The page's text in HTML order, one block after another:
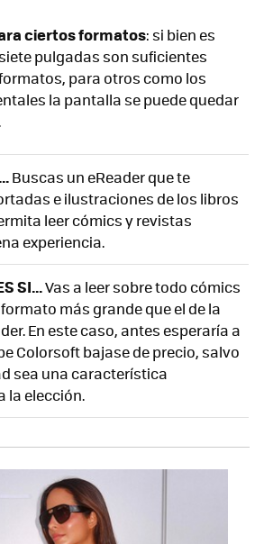
ciertos formatos: si bien es
pulgadas son suficientes
para otros como los
la pantalla se puede quedar
Buscas un eReader que te
e ilustraciones de los libros
leer cómics y revistas
experiencia.
SI...Vas a leer sobre todo cómics
más grande que el de la
En este caso, antes esperaría a
Colorsoft bajase de precio, salvo
sea una característica
la elección.